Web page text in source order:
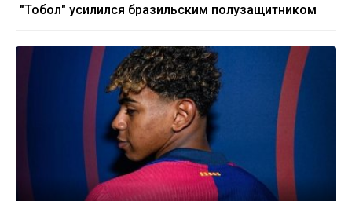
"Тобол" усилился бразильским полузащитником